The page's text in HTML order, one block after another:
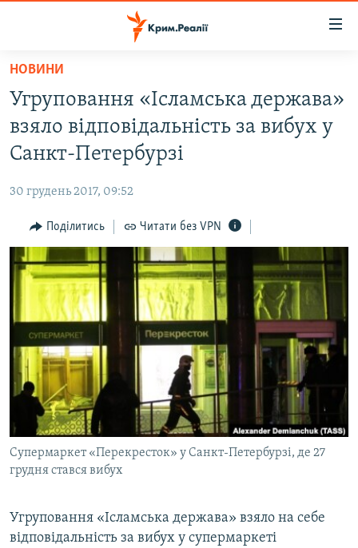
Перейти
основного
матеріалу
Перейти
до
основної
навігації
Перейти
до
пошуку
ВОДА.КРИМ
ВІДЕО ТА ФОТО
БЛОГИ
ПОГЛЯД
ІНТЕРВ'Ю
ВСЕ ЗА ДЕНЬ
СПЕЦПРОЕКТИ
ДЕПОРТАЦІЯ
ВІДЕОУРОКИ «ELIFBE»
СВІДЧЕННЯ ОКУПАЦІЇ
УКРАЇНСЬКА ПРОБЛЕМА КРИМУ
ІНФОГРАФІКА
ЯК ОБІЙТИ БЛОКУВАННЯ
Русский
Qırımtatar
ДОЛУЧАЙСЯ!
Усі сайти RFE/RL
НОВИНИ
Угруповання «Ісламська держава»
взяло відповідальність за вибух у
Санкт-Петербурзі
30 грудень 2017, 09:52
Поділитись Читати без VPN
Супермаркет «Перекресток» у Санкт-Петербурзі, де 27
грудня стався вибух
Угруповання «Ісламська держава» взяло на себе
відповідальність за вибух у супермаркеті